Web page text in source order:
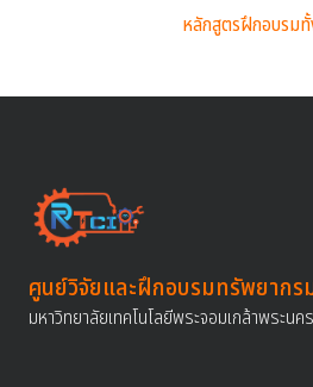
หลักสูตรฝึกอบรม
ศูนย์วิจัยและฝึกอบรมทรัพยาก
มหาวิทยาลัยเทคโนโลยีพระจอมเกล้าพระนค